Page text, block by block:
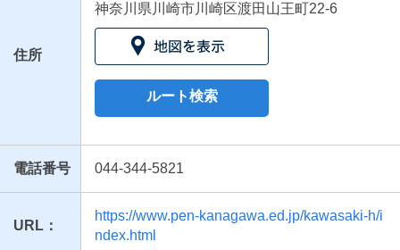
最近見た学校
住所
神奈川県川崎市川崎区渡田山王町22-6
ルート検索
電話番号 044-344-5821
URL：
https://www.pen-kanagawa.ed.jp/kawasaki-h/i
ndex.html